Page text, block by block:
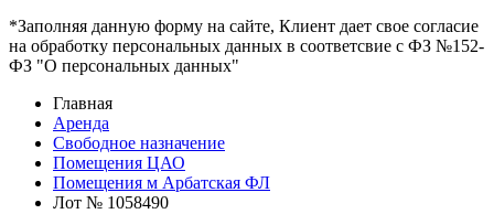
*Заполняя данную форму на сайте, Клиент дает свое согласие
на обработку персональных данных в соответсвие с ФЗ №152-
ФЗ "О персональных данных"
Главная
Аренда
Свободное назначение
Помещения ЦАО
Помещения м Арбатская ФЛ
Лот № 1058490